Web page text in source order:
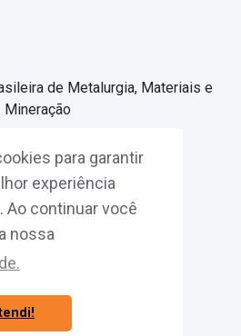
para garantir
experiência
Ao continuar você
nossa
de Metalurgia, Materiais e
Mineração
Associe-se
Fazer Login